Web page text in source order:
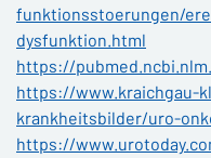
funktionsstoerungen/
dysfunktion.html
https://
https://www.kraichgau-
krankheitsbilder/uro-
https://